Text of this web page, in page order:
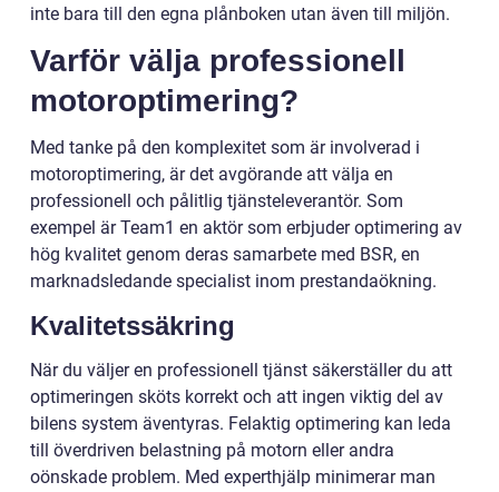
inte bara till den egna plånboken utan även till miljön.
Varför välja professionell
motoroptimering?
Med tanke på den komplexitet som är involverad i
motoroptimering, är det avgörande att välja en
professionell och pålitlig tjänsteleverantör. Som
exempel är Team1 en aktör som erbjuder optimering av
hög kvalitet genom deras samarbete med BSR, en
marknadsledande specialist inom prestandaökning.
Kvalitetssäkring
När du väljer en professionell tjänst säkerställer du att
optimeringen sköts korrekt och att ingen viktig del av
bilens system äventyras. Felaktig optimering kan leda
till överdriven belastning på motorn eller andra
oönskade problem. Med experthjälp minimerar man